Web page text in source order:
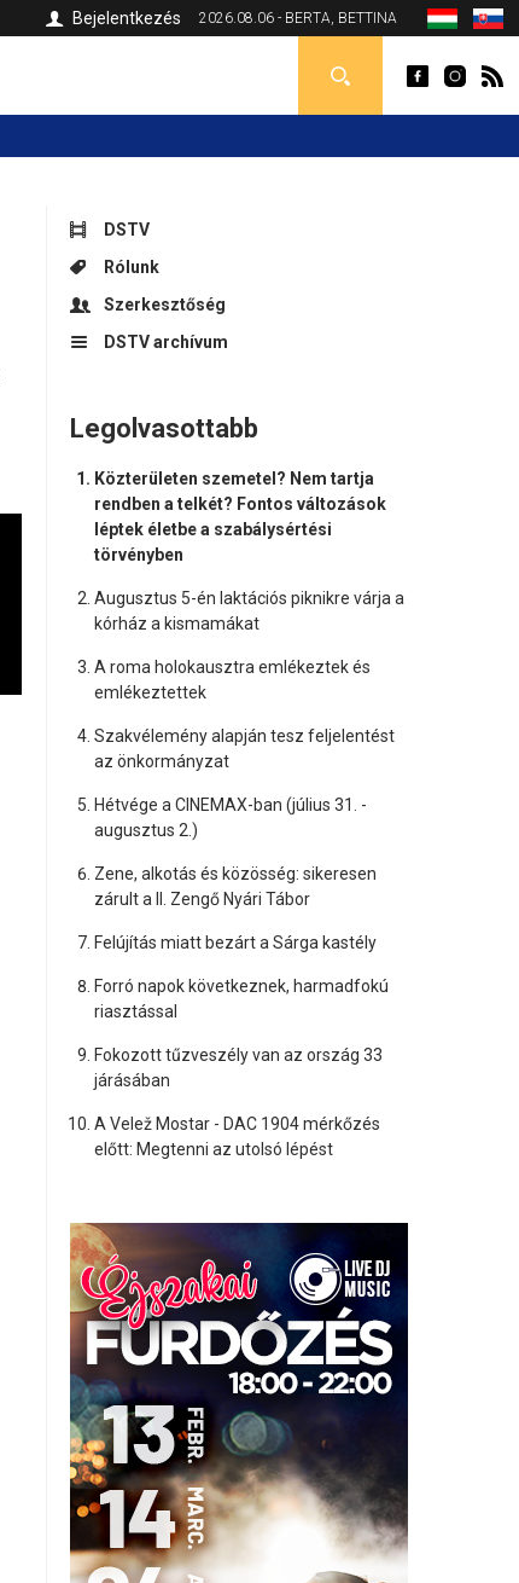
2026.08.06 - BERTA, BETTINA
Bejelentkezés
DSTV
Rólunk
Szerkesztőség
DSTV archívum
Legolvasottabb
Közterületen szemetel? Nem tartja
rendben a telkét? Fontos változások
léptek életbe a szabálysértési
törvényben
Augusztus 5-én laktációs piknikre várja a
kórház a kismamákat
A roma holokausztra emlékeztek és
emlékeztettek
Szakvélemény alapján tesz feljelentést
az önkormányzat
Hétvége a CINEMAX-ban (július 31. -
augusztus 2.)
Zene, alkotás és közösség: sikeresen
zárult a II. Zengő Nyári Tábor
Felújítás miatt bezárt a Sárga kastély
Forró napok következnek, harmadfokú
riasztással
Fokozott tűzveszély van az ország 33
járásában
A Velež Mostar - DAC 1904 mérkőzés
előtt: Megtenni az utolsó lépést